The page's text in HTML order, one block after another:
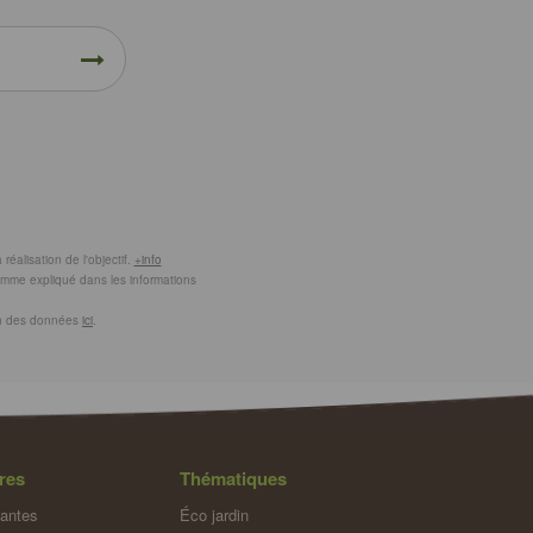
de l'objectif. +info
expliqué dans les informations
des données ici
Thématiques
Éco jardin